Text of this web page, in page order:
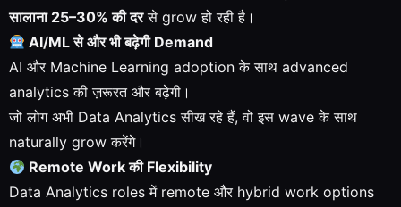
सालाना 25–30% की दरसे grow हो रही है।
AI/ML से और भी बढ़ेगी Demand
AI और Machine Learning adoption के साथ advanced
analytics की ज़रूरत और बढ़ेगी।
जो लोग अभी Data Analytics सीख रहे हैं, वो इस wave के साथ
naturally grow करेंगे।
Remote Work की Flexibility
Data Analytics roles में remote और hybrid work options